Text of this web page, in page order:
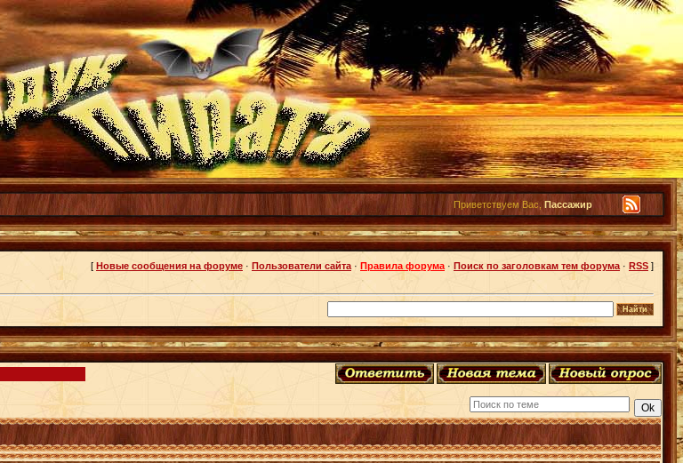
Приветствуем Вас, Пассажир
[ Новые сообщения на форуме · Пользователи сайта · Правила форума · Поиск по заголовкам тем форума · RSS ]